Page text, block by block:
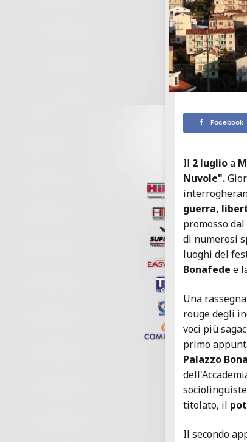
Facebook
Il 2 luglioa
Nuvole".
guerra,
promosso
di numerosi
luoghi del
Bonafede e
Una
rouge degli
voci più
primo
Palazzo
titolato, il
Il secondo